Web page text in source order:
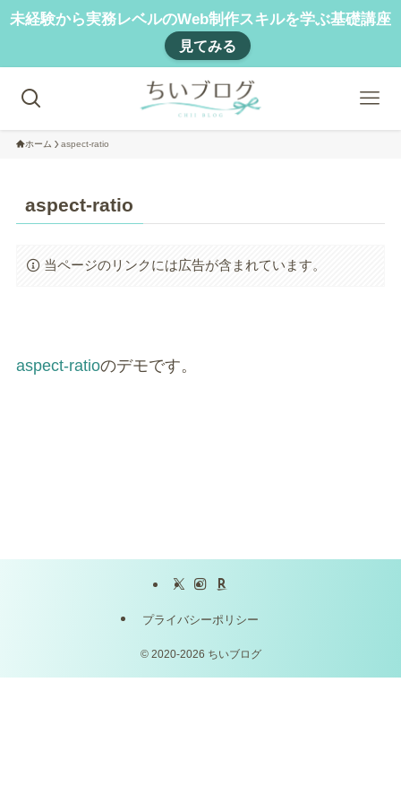
未経験から実務レベルのWeb制作スキルを学ぶ基礎講座
見てみる
ホーム aspect-ratio
aspect-ratio
当ページのリンクには広告が含まれています。
aspect-ratioのデモです。
プライバシーポリシー
©2020-2026 ちいブログ